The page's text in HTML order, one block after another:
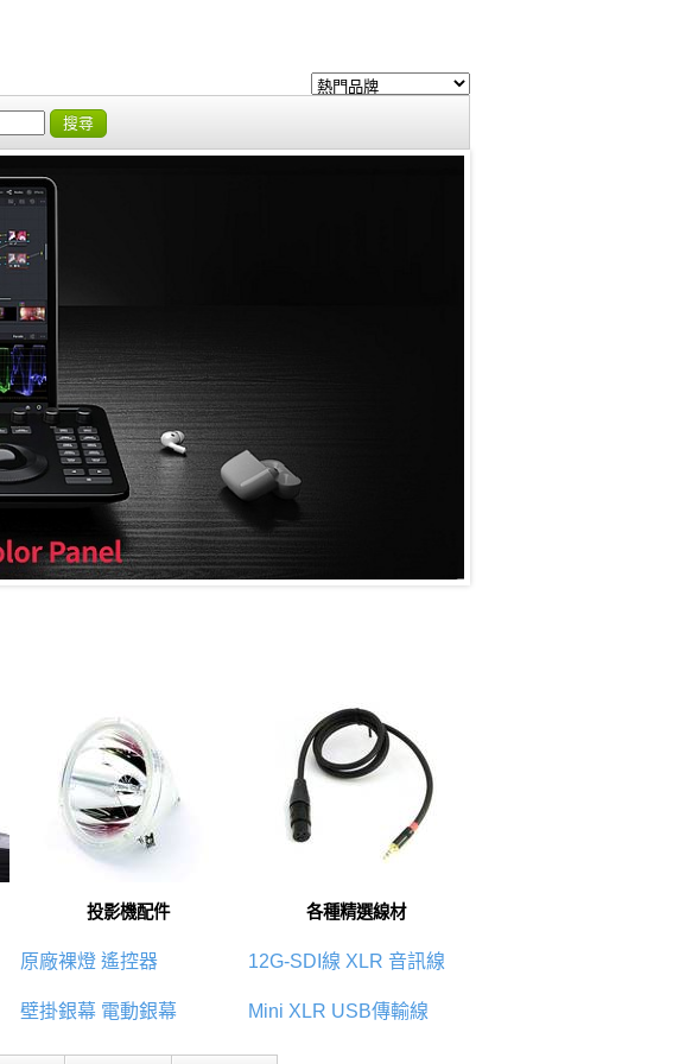
搜尋
投影機配件
原廠裸燈 遙控器
壁掛銀幕 電動銀幕
各種精選線材
12G-SDI線 XLR 音訊線
Mini XLR USB傳輸線